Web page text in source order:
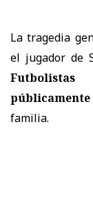
La tragedia
el jugador de
Futbolistas
familia.